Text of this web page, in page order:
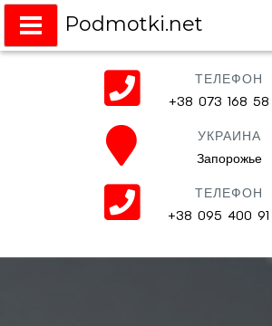
Podmotki.net
Подмотки на любое
ТЕЛЕФОН
+38 073 168
УКРАИНА
Запорожье
ТЕЛЕФОН
+38 095 400